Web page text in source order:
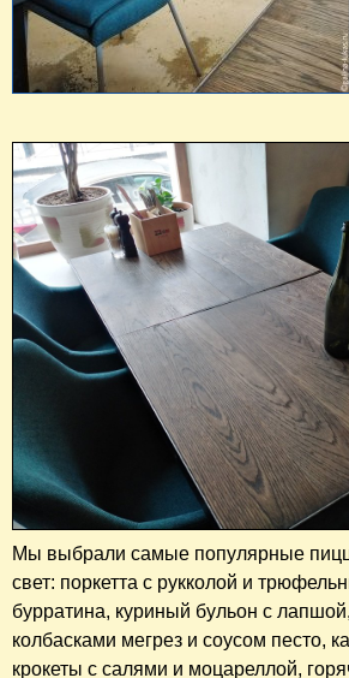
Мы выбрали самые популярные
свет: поркетта с рукколой и
бурратина, куриный бульон с
колбасками мегрез и соусом песто,
крокеты с салями и моцареллой,